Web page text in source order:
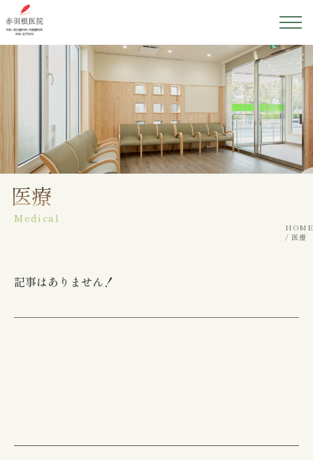
ホーム
院長紹介
初めての方へ
診療案内
江東区で胃腸や肛門でお
医療
Medical
HOME
医療
記事はありません！